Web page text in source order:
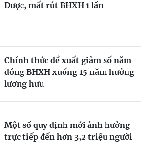
Được, mất rút BHXH 1 lần
Chính thức đề xuất giảm số năm
đóng BHXH xuống 15 năm hưởng
lương hưu
Một số quy định mới ảnh hưởng
trực tiếp đến hơn 3,2 triệu người